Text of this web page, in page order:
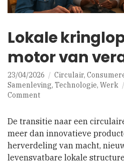
Lokale
motor van
23/04/2026 Circulair,
Samenleving, Technologie, Werk
Commenton
als
motor
van
verandering
De transitie naar een
meer dan innovatieve
herverdeling van macht,
levensvatbare lokale